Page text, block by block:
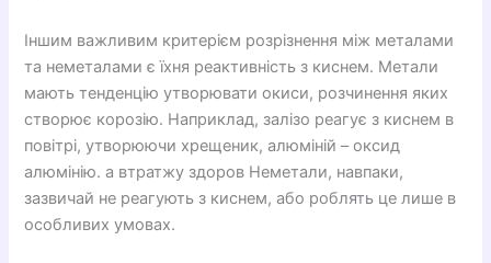
Іншим важливим критерієм розрізнення між металами
та неметалами є їхня реактивність з киснем. Метали
мають тенденцію утворювати окиси, розчинення яких
створює корозію. Наприклад, залізо реагує з киснем в
повітрі, утворюючи хрещеник, алюміній – оксид
алюмінію. а втратжу здоров Неметали, навпаки,
зазвичай не реагують з киснем, або роблять це лише в
особливих умовах.